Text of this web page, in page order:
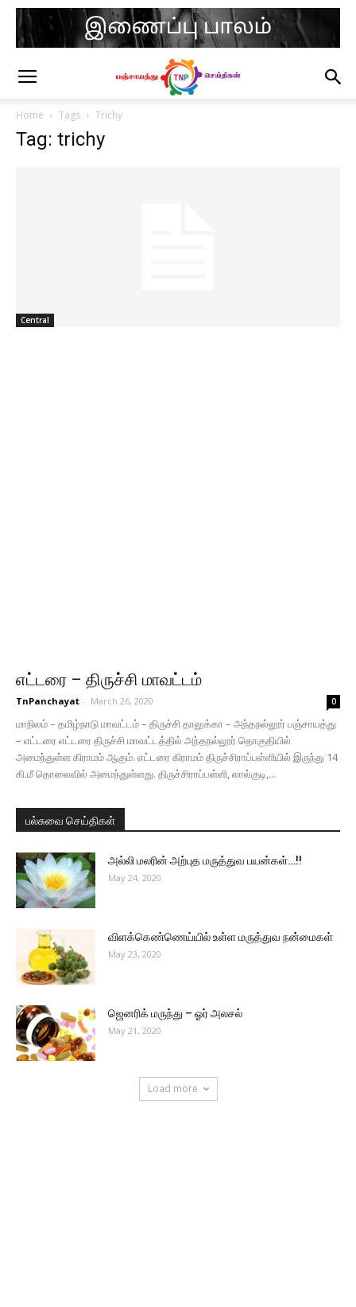
Home Tags Trichy
Tag: trichy
Central
எட்டரை – திருச்சி மாவட்டம்
TnPanchayat - March 26, 2020 0
மாநிலம் – தமிழ்நாடு மாவட்டம் – திருச்சி தாலுக்கா – அந்தநல்லூர் பஞ்சாயத்து
– எட்டரை எட்டரை திருச்சி மாவட்டத்தில் அந்தநல்லூர் தொகுதியில்
அமைந்துள்ள கிராமம் ஆகும். எட்டரை கிராமம் திருச்சிராப்பள்ளியில் இருந்து 14
கி.மீ தொலைவில் அமைந்துள்ளது. திருச்சிராப்பள்ளி, லால்குடி,...
பல்சுவை செய்திகள்
அல்லி மலரின் அற்புத மருத்துவ பயன்கள்…!!
May 24, 2020
விளக்கெண்ணெய்யில் உள்ள மருத்துவ நன்மைகள்
May 23, 2020
ஜெனரிக் மருந்து – ஓர் அலசல்
May 21, 2020
Load more